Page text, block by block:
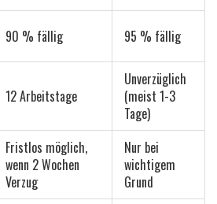
90 % fällig 95 % fällig
12 Arbeitstage
Unverzüglich
(meist 1-3
Tage)
Fristlos möglich,
wenn 2 Wochen
Verzug
Nur bei
wichtigem
Grund